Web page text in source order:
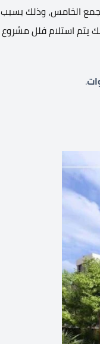
الخامس، وذلك بسبب
يتم استلام فلل مشروع
.